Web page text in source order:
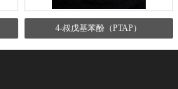
4-叔戊基苯酚（PTAP）